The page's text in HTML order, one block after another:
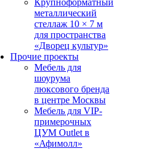
Крупноформатный
металлический
стеллаж 10 × 7 м
для пространства
«Дворец культур»
Прочие проекты
Мебель для
шоурума
люксового бренда
в центре Москвы
Мебель для VIP-
примерочных
ЦУМ Outlet в
«Афимолл»